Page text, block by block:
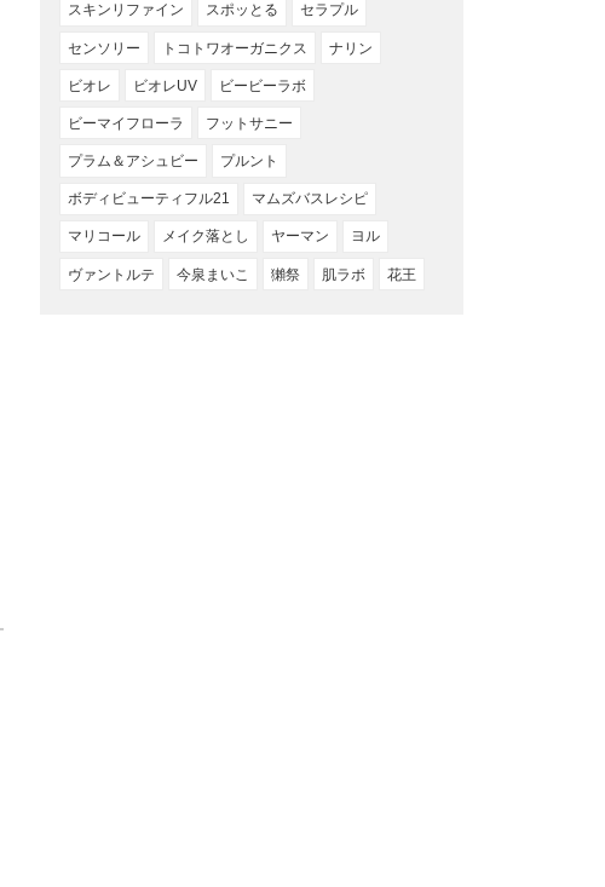
スキンリファイン スポッとる セラプル
センソリー トコトワオーガニクス ナリン
ビオレ ビオレUV ビービーラボ
ビーマイフローラ フットサニー
プラム＆アシュビー プルント
ボディビューティフル21 マムズバスレシピ
マリコール メイク落とし ヤーマン ヨル
ヴァントルテ 今泉まいこ 獺祭 肌ラボ 花王